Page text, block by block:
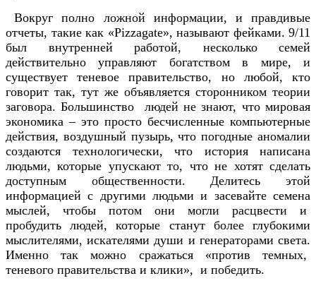
Вокруг полно ложной информации, и правдивые
отчеты, такие как «Pizzagate», называют фейками. 9/11
был внутренней работой, несколько семей
действительно управляют богатством в мире, и
существует теневое правительство, но любой, кто
говорит так, тут же объявляется сторонником теории
заговора. Большинство людей не знают, что мировая
экономика – это просто бесчисленные компьютерные
действия, воздушный пузырь, что погодные аномалии
создаются технологически, что история написана
людьми, которые упускают то, что не хотят сделать
доступным общественности. Делитесь этой
информацией с другими людьми и засевайте семена
мыслей, чтобы потом они могли расцвести и
пробудить людей, которые станут более глубокими
мыслителями, искателями души и генераторами света.
Именно так можно сражаться «против темных,
теневого правительства и клики», и победить.